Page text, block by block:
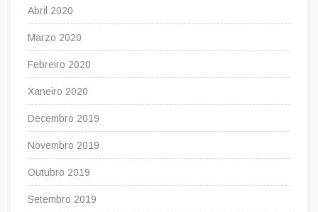
Abril 2020
Marzo 2020
Febreiro 2020
Xaneiro 2020
Decembro 2019
Novembro 2019
Outubro 2019
Setembro 2019